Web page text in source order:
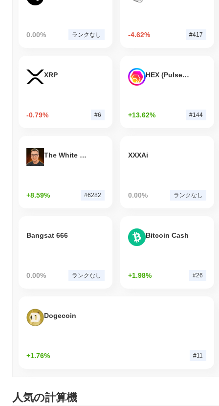
0.00% ランクなし -4.62% #417
XRP
-0.79% #6
HEX (Pulsechain)
+13.62% #144
The White Bull
+8.59% #6282
XXXAi
0.00% ランクなし
Bangsat 666
0.00% ランクなし
Bitcoin Cash
+1.98% #26
Dogecoin
+1.76% #11
人気の計算機